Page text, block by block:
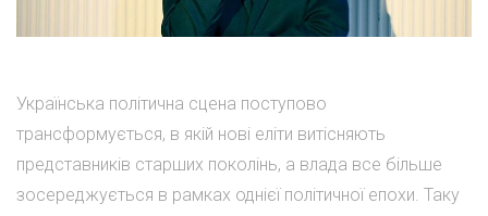
Українська політична сцена поступово
трансформується, в якій нові еліти витісняють
представників старших поколінь, а влада все більше
зосереджується в рамках однієї політичної епохи. Таку